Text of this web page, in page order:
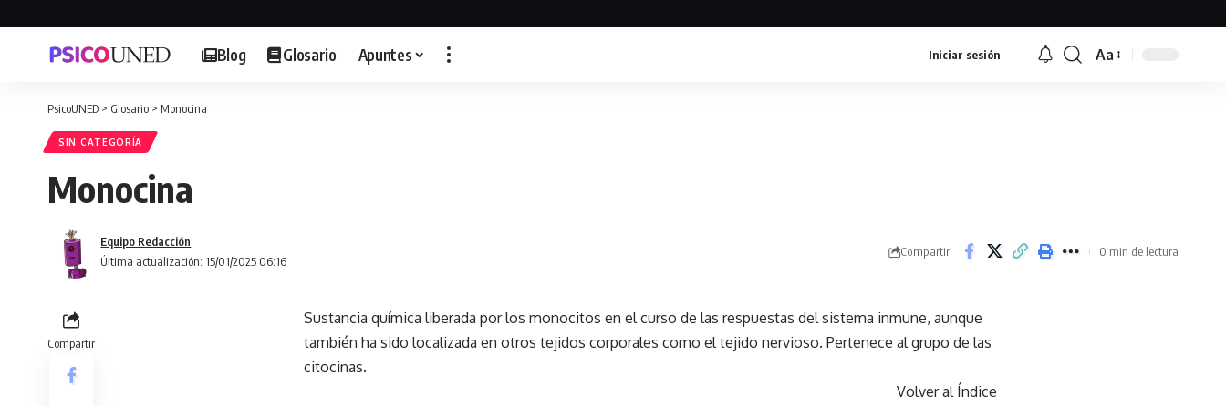
Blog Glosario Apuntes Iniciar sesión
Font
Aa
PsicoUNED > Glosario > Monocina
SIN CATEGORÍA
Monocina
Última actualización: 15/01/2025 06:16
Equipo Redacción
Compartir 0 min de lectura
Compartir
Sustancia química liberada por los monocitos en el curso de las respuestas del sistema inmune, aunque
también ha sido localizada en otros tejidos corporales como el tejido nervioso. Pertenece al grupo de las
citocinas.
Volver al Índice